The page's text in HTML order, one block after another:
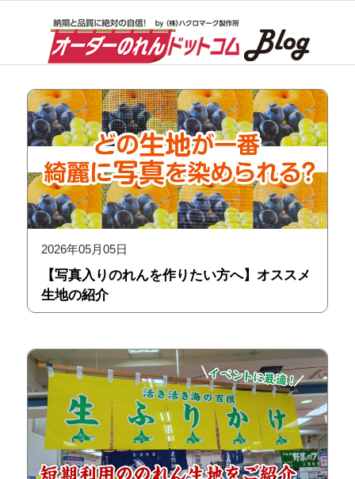
2026年05月05日
【写真入りのれんを作りたい方へ】オススメ
生地の紹介